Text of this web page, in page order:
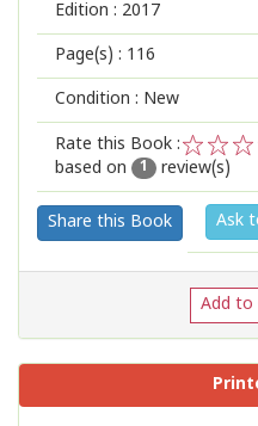
Edition : 2017
Page(s) : 116
Condition : New
Rate this Book :
2
1
based on
1 review(s)
Share this Book Ask
Add to